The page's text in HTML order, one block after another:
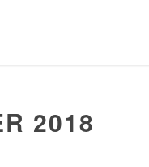
2018